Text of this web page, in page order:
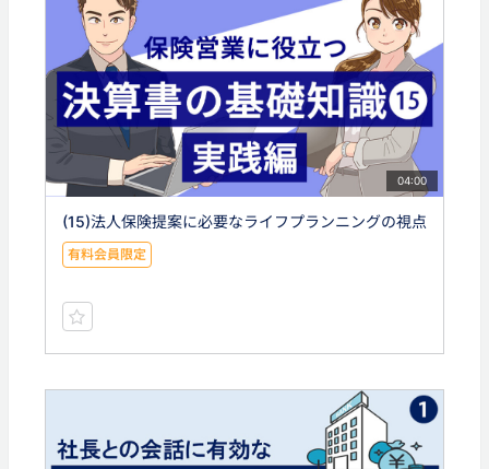
04:00
(15)法人保険提案に必要なライフプランニングの視点
有料会員限定